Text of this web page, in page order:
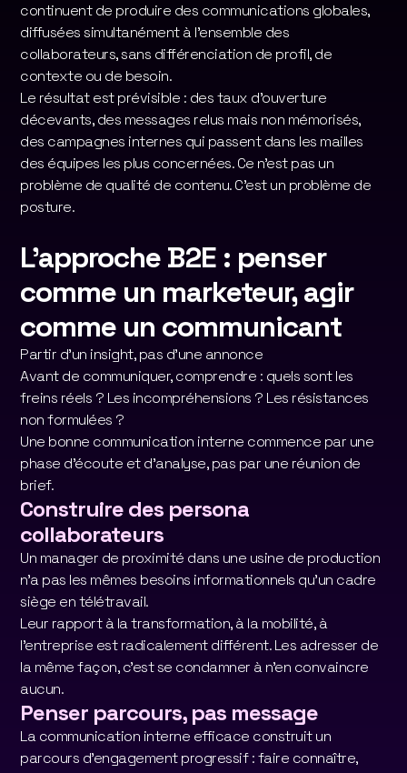
continuent de produire des communications globales,
diffusées simultanément à l'ensemble des
collaborateurs, sans différenciation de profil, de
contexte ou de besoin.
Le résultat est prévisible : des taux d'ouverture
décevants, des messages relus mais non mémorisés,
des campagnes internes qui passent dans les mailles
des équipes les plus concernées. Ce n'est pas un
problème de qualité de contenu. C'est un problème de
posture.
L'approche B2E : penser
comme un marketeur, agir
comme un communicant
Partir d'un insight, pas d'une annonce
Avant de communiquer, comprendre : quels sont les
freins réels ? Les incompréhensions ? Les résistances
non formulées ?
Une bonne communication interne commence par une
phase d'écoute et d'analyse, pas par une réunion de
brief.
Construire des persona
collaborateurs
Un manager de proximité dans une usine de production
n'a pas les mêmes besoins informationnels qu'un cadre
siège en télétravail.
Leur rapport à la transformation, à la mobilité, à
l'entreprise est radicalement différent. Les adresser de
la même façon, c'est se condamner à n'en convaincre
aucun.
Penser parcours, pas message
La communication interne efficace construit un
parcours d'engagement progressif : faire connaître,